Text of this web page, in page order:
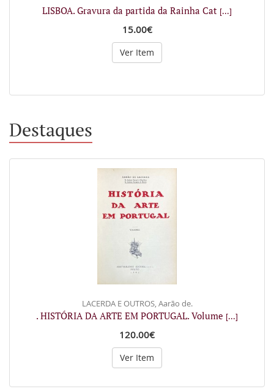
LISBOA. Gravura da partida da Rainha Cat [...]
15.00€
Ver Item
Destaques
LACERDA E OUTROS, Aarão de.
. HISTÓRIA DA ARTE EM PORTUGAL. Volume [...]
120.00€
Ver Item